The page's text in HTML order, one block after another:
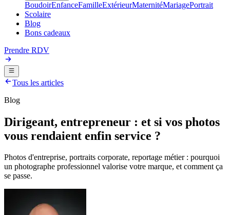
BoudoirEnfanceFamilleExtérieurMaternitéMariagePortrait
Scolaire
Blog
Bons cadeaux
Prendre RDV
Tous les articles
Blog
Dirigeant, entrepreneur : et si vos photos
vous rendaient enfin service ?
Photos d'entreprise, portraits corporate, reportage métier : pourquoi
un photographe professionnel valorise votre marque, et comment ça
se passe.